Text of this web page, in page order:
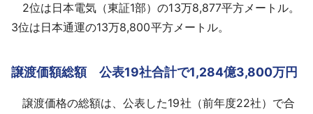
2位は日本電気（東証1部）の13万8,877平方メートル。
3位は日本通運の13万8,800平方メートル。
譲渡価額総額 公表19社合計で1,284億3,800万円
譲渡価格の総額は、公表した19社（前年度22社）で合